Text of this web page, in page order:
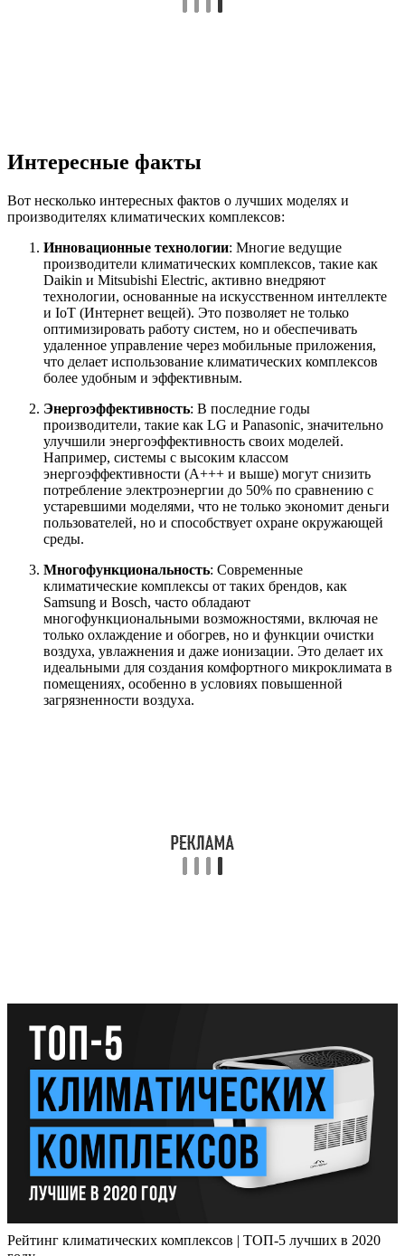
Интересные факты
Вот несколько интересных фактов о лучших моделях и
производителях климатических комплексов:
Инновационные технологии: Многие ведущие
производители климатических комплексов, такие как
Daikin и Mitsubishi Electric, активно внедряют
технологии, основанные на искусственном интеллекте
и IoT (Интернет вещей). Это позволяет не только
оптимизировать работу систем, но и обеспечивать
удаленное управление через мобильные приложения,
что делает использование климатических комплексов
более удобным и эффективным.
Энергоэффективность: В последние годы
производители, такие как LG и Panasonic, значительно
улучшили энергоэффективность своих моделей.
Например, системы с высоким классом
энергоэффективности (A+++ и выше) могут снизить
потребление электроэнергии до 50% по сравнению с
устаревшими моделями, что не только экономит деньги
пользователей, но и способствует охране окружающей
среды.
Многофункциональность: Современные
климатические комплексы от таких брендов, как
Samsung и Bosch, часто обладают
многофункциональными возможностями, включая не
только охлаждение и обогрев, но и функции очистки
воздуха, увлажнения и даже ионизации. Это делает их
идеальными для создания комфортного микроклимата в
помещениях, особенно в условиях повышенной
загрязненности воздуха.
Рейтинг климатических комплексов | ТОП-5 лучших в 2020